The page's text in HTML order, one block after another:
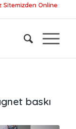
Sitemizden Online
baskı